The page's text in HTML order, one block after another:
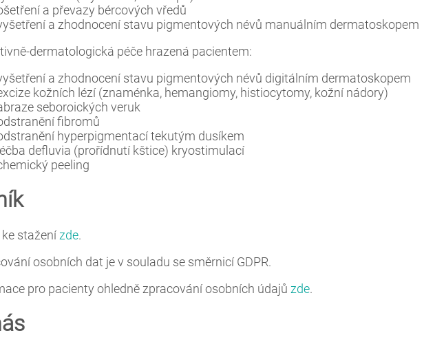
a převazy bércových vředů
a zhodnocení stavu pigmentových névů manuálním dermatoskopem
dermatologická péče hrazená pacientem:
a zhodnocení stavu pigmentových névů digitálním dermatoskopem
kožních lézí (znaménka, hemangiomy, histiocytomy, kožní nádory)
seboroických veruk
fibromů
hyperpigmentací tekutým dusíkem
léčba defluvia (prořídnutí kštice) kryostimulací
peeling
ke stažení zde.
osobních dat je v souladu se směrnicí GDPR.
pro pacienty ohledně zpracování osobních údajů zde.